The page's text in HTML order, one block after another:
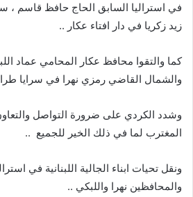
في استراليا السابق الحاج حافظ قاسم ،
زيد زكريا في دار افتاء عكار ..
كما والتقوا محافظ عكار المحامي عماد
والشمال القاضي رمزي نهرا في سرايا
وشدد الكردي على ضرورة التواصل
المغترب لما في ذلك الخير للجميع ..
ونقل تحيات ابناء الجالية اللبنانية في
والمحافظين نهرا واللبكي ..